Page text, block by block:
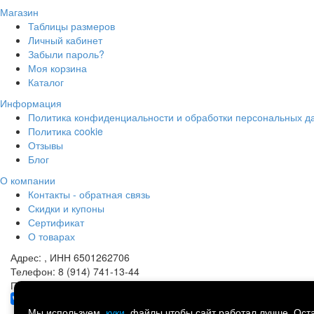
Написать в Telegram
Магазин
Таблицы размеров
Личный кабинет
Забыли пароль?
Моя корзина
Каталог
Информация
Политика конфиденциальности и обработки персональных
Политика cookie
Отзывы
Блог
О компании
Контакты - обратная связь
Скидки и купоны
Сертификат
О товарах
Адрес: , ИНН 6501262706
Телефон: 8 (914) 741-13-44
Почта:portmart@yandex.ru